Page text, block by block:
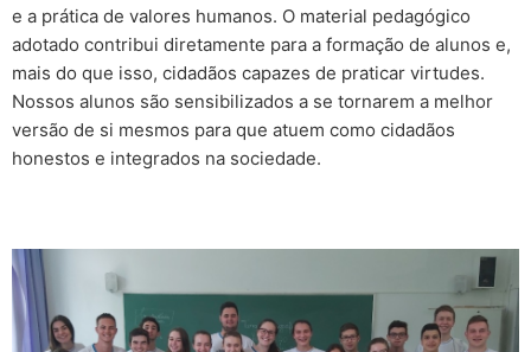
e a prática de valores humanos. O material pedagógico
adotado contribui diretamente para a formação de alunos e,
mais do que isso, cidadãos capazes de praticar virtudes.
Nossos alunos são sensibilizados a se tornarem a melhor
versão de si mesmos para que atuem como cidadãos
honestos e integrados na sociedade.